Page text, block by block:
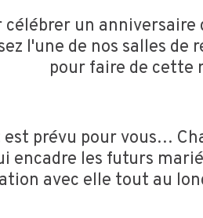
célébrer un
l'une de nos salles
pour faire de cette
est prévu pour vous…
encadre les futurs
avec elle tout au